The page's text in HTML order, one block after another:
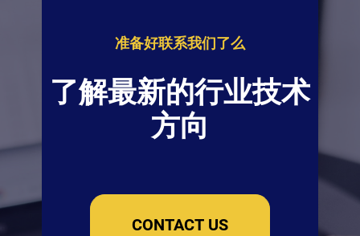
准备好联系我们了么
了解最新的行业技术
方向
CONTACT US